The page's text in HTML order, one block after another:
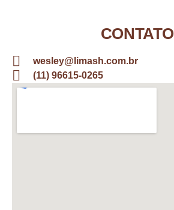
CONTATO
wesley@limash.com.br
(11) 96615-0265